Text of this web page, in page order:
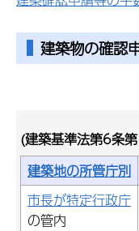
建築物の確認
(建築基準法第6条
建築地の所管庁別
市長が特定行政庁
の管内